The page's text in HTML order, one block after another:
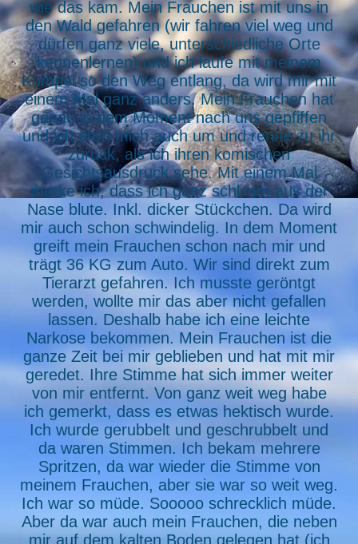
wie das kam. Mein Frauchen ist mit uns in
den Wald gefahren (wir fahren viel weg und
dürfen ganz viele, unterschiedliche Orte
kennenlernen) und ich laufe mit meinem
Kumpel so den Weg entlang, da wird mir mit
einem Mal ganz anders. Mein Frauchen hat
genau in dem Moment nach uns gepfiffen
und ich dreh mich auch um und renne zu ihr
zurück, als ich ihren komischen
Gesichtsausdruck sehe. Mit einem Mal
merke ich, dass ich ganz schlimm aus der
Nase blute. Inkl. dicker Stückchen. Da wird
mir auch schon schwindelig. In dem Moment
greift mein Frauchen schon nach mir und
trägt 36 KG zum Auto. Wir sind direkt zum
Tierarzt gefahren. Ich musste geröntgt
werden, wollte mir das aber nicht gefallen
lassen. Deshalb habe ich eine leichte
Narkose bekommen. Mein Frauchen ist die
ganze Zeit bei mir geblieben und hat mit mir
geredet. Ihre Stimme hat sich immer weiter
von mir entfernt. Von ganz weit weg habe
ich gemerkt, dass es etwas hektisch wurde.
Ich wurde gerubbelt und geschrubbelt und
da waren Stimmen. Ich bekam mehrere
Spritzen, da war wieder die Stimme von
meinem Frauchen, aber sie war so weit weg.
Ich war so müde. Sooooo schrecklich müde.
Aber da war auch mein Frauchen, die neben
mir auf dem kalten Boden gelegen hat (ich